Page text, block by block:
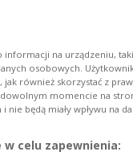
czym polega
- od
na urządzeniu,
osobowych.
również skorzystać z
momencie na
będą miały wpływu na
celu zapewnienia: